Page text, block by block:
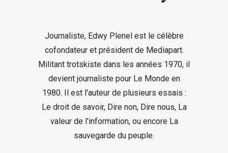
Journaliste, Edwy Plenel est le célèbre
cofondateur et président de Mediapart.
Militant trotskiste dans les années 1970, il
devient journaliste pour Le Monde en
1980. Il est l'auteur de plusieurs essais :
Le droit de savoir, Dire non, Dire nous, La
valeur de l'information, ou encore La
sauvegarde du peuple.